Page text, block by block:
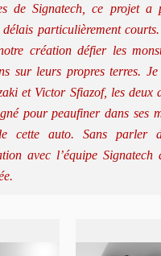
de Signatech, ce projet a
délais particulièrement
création défier les
sur leurs propres terres.
et Victor Sfiazof, les deux
pour peaufiner dans ses
cette auto. Sans parler
avec l’équipe Signatech